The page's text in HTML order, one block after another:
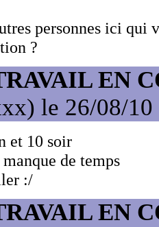
personnes ici qui
?
EN
le 26/08/10
et 10 soir
de temps
:/
EN